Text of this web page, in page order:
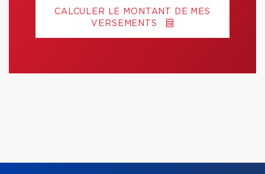
CALCULER LE MONTANT DE MES
VERSEMENTS